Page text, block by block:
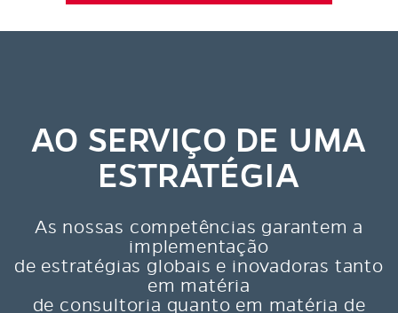
AO SERVIÇO DE UMA
ESTRATÉGIA
As nossas competências garantem a
implementação
de estratégias globais e inovadoras tanto
em matéria
de consultoria quanto em matéria de